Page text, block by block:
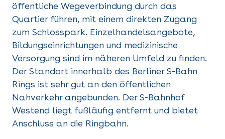
öffentliche Wegeverbindung durch das
Quartier führen, mit einem direkten Zugang
zum Schlosspark. Einzelhandelsangebote,
Bildungseinrichtungen und medizinische
Versorgung sind im näheren Umfeld zu finden.
Der Standort innerhalb des Berliner S-Bahn
Rings ist sehr gut an den öffentlichen
Nahverkehr angebunden. Der S-Bahnhof
Westend liegt fußläufig entfernt und bietet
Anschluss an die Ringbahn.